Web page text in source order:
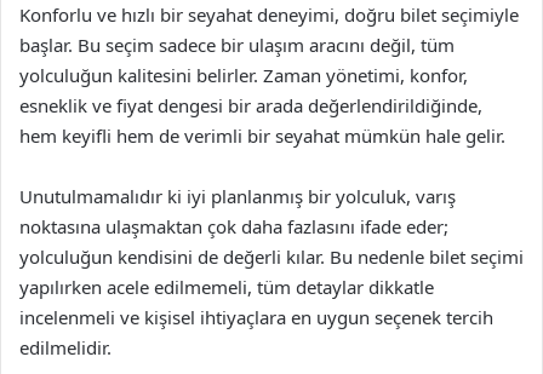
Konforlu ve hızlı bir seyahat deneyimi, doğru bilet seçimiyle
başlar. Bu seçim sadece bir ulaşım aracını değil, tüm
yolculuğun kalitesini belirler. Zaman yönetimi, konfor,
esneklik ve fiyat dengesi bir arada değerlendirildiğinde,
hem keyifli hem de verimli bir seyahat mümkün hale gelir.
Unutulmamalıdır ki iyi planlanmış bir yolculuk, varış
noktasına ulaşmaktan çok daha fazlasını ifade eder;
yolculuğun kendisini de değerli kılar. Bu nedenle bilet seçimi
yapılırken acele edilmemeli, tüm detaylar dikkatle
incelenmeli ve kişisel ihtiyaçlara en uygun seçenek tercih
edilmelidir.